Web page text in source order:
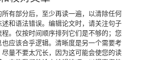
所有部分后，至少再读一遍，以清除任何
和语法错误。编辑论文时，请关注句子
程。仅按时间顺序排列它们是不够的；您
应该合乎逻辑。清晰度是另一个需要考
尽量不要太冗长，因为这可能会使您的读